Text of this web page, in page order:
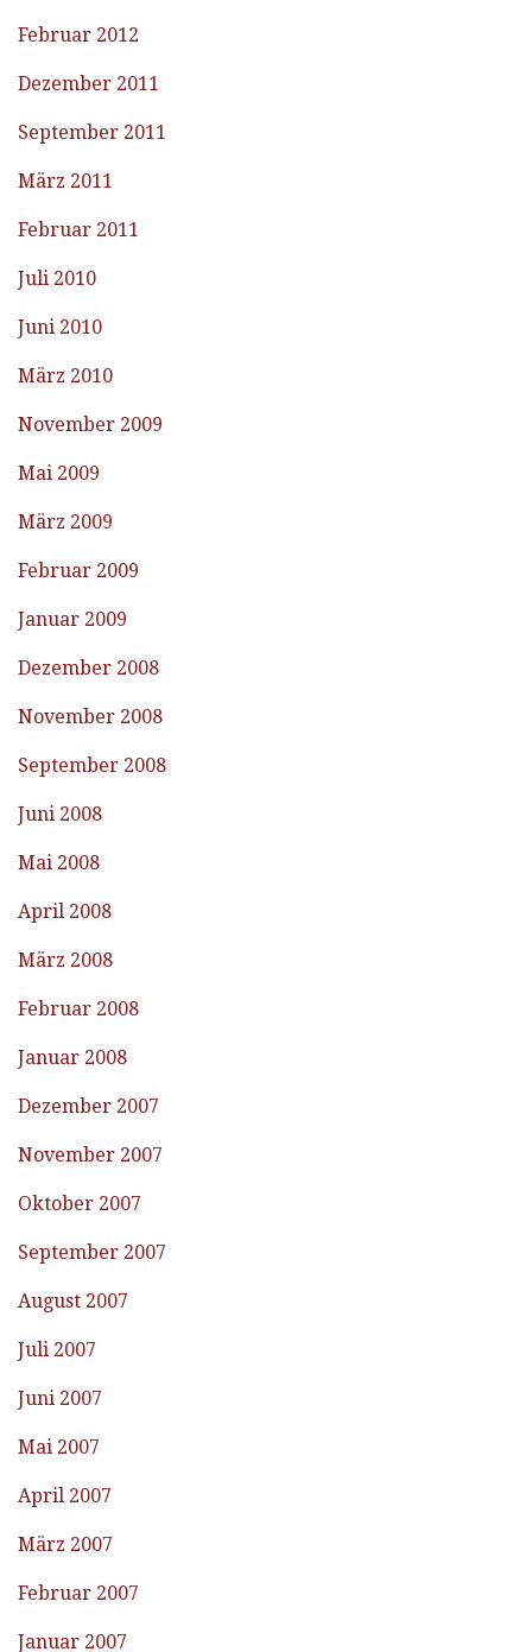
Februar 2012
Dezember 2011
September 2011
März 2011
Februar 2011
Juli 2010
Juni 2010
März 2010
November 2009
Mai 2009
März 2009
Februar 2009
Januar 2009
Dezember 2008
November 2008
September 2008
Juni 2008
Mai 2008
April 2008
März 2008
Februar 2008
Januar 2008
Dezember 2007
November 2007
Oktober 2007
September 2007
August 2007
Juli 2007
Juni 2007
Mai 2007
April 2007
März 2007
Februar 2007
Januar 2007